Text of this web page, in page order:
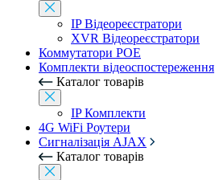
IP Відеореєстратори
XVR Відеореєстратори
Коммутатори POE
Комплекти відеоспостереження
Каталог товарів
IP Комплекти
4G WiFi Роутери
Сигналізація AJAX
Каталог товарів